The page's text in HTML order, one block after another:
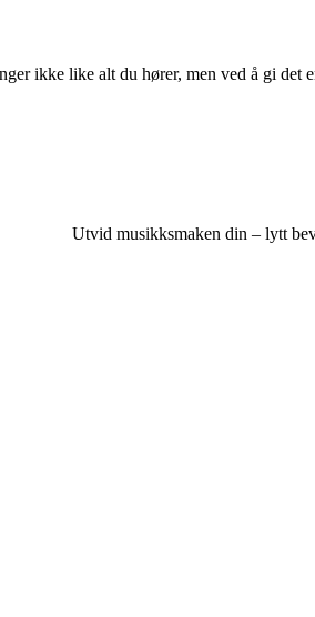
ikke like alt du hører, men ved å gi det
Utvid musikksmaken din – lytt